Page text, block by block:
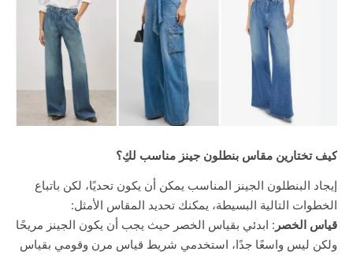
كيف تختارين مقاس بنطلون جينز مناسب لكِ؟
إيجاد البنطلون الجينز المناسب يمكن أن يكون تحديًا، لكن باتباع
الخطوات التالية البسيطة، يمكنك تحديد المقاس الأمثل:
قياس الخصر : ابدئي بقياس الخصر حيث يجب أن يكون الجينز مريحًا
ولكن ليس واسعًا جدًا، استخدمي شريط قياس مرن وقومي بقياس